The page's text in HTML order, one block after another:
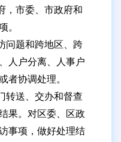
，市委、市政府和
。
问题和跨地区、跨
人户分离、人事户
者协调处理。
转送、交办和督查
果。对区委、区政
事项，做好处理结